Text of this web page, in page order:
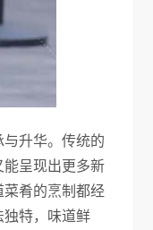
升华。传统的
能呈现出更多新
肴的烹制都经
独特，味道鲜